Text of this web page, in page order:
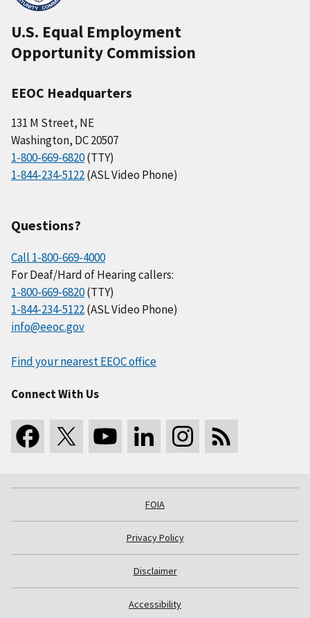
U.S. Equal Employment
Opportunity Commission
EEOC Headquarters
131 M Street, NE
Washington, DC 20507
1-800-669-6820(TTY)
1-844-234-5122(ASL Video Phone)
Questions?
Call 1-800-669-4000
For Deaf/Hard of Hearing callers:
1-800-669-6820(TTY)
1-844-234-5122(ASL Video Phone)
info@eeoc.gov
Find your nearest EEOC office
Connect With Us
FOIA
Privacy Policy
Disclaimer
Accessibility